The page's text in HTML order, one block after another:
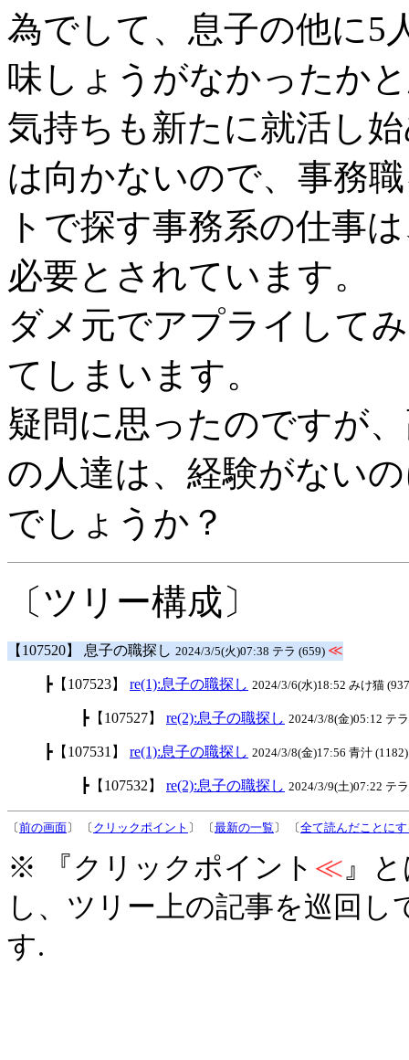
為でして、息子の他に5
味しょうがなかったか
気持ちも新たに就活し
は向かないので、事務
トで探す事務系の仕事
必要とされています。
ダメ元でアプライして
てしまいます。
疑問に思ったのですが
の人達は、経験がない
でしょうか？
〔ツリー構成〕
【107520】 息子の職探し 2024/3/5(火)07:38 テラ (659) ≪
┣【107523】 re(1):息子の職探し 2024/3/6(水)18:52 みけ猫
┣【107527】 re(2):息子の職探し 2024/3/8(金)05:12 テ
┣【107531】 re(1):息子の職探し 2024/3/8(金)17:56 青汁 (1182)
┣【107532】 re(2):息子の職探し 2024/3/9(土)07:22 テ
〔前の画面〕 〔 クリックポイント 〕 〔最新の一覧 〕 〔全て読んだことに
※ 『クリックポイント ≪』
し、ツリー上の記事を巡回
す.